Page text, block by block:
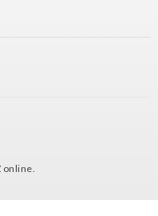
online